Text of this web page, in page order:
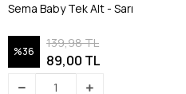
Sema Baby Tek Alt - Sarı
%36
139,98 TL
89,00 TL